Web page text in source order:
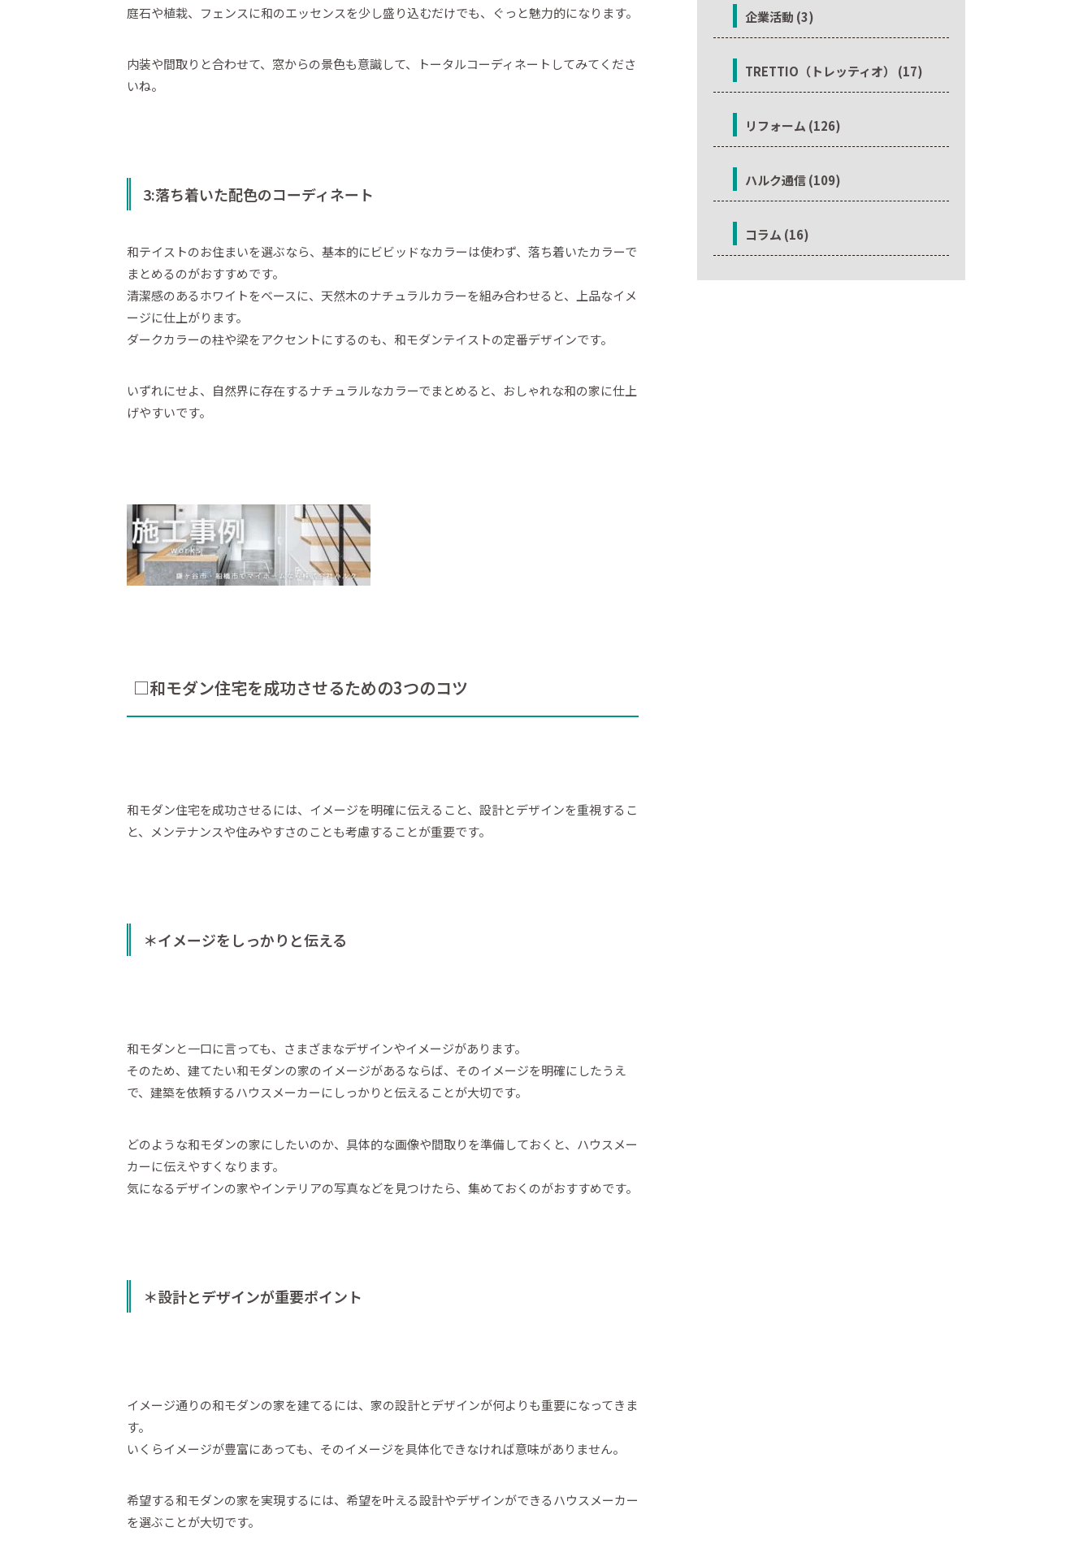
庭石や植栽、フェンスに和のエッセンスを少し盛り込むだけでも、ぐっと魅力的になります。
内装や間取りと合わせて、窓からの景色も意識して、トータルコーディネートしてみてくださ
いね。
3:落ち着いた配色のコーディネート
和テイストのお住まいを選ぶなら、基本的にビビッドなカラーは使わず、落ち着いたカラーで
まとめるのがおすすめです。
清潔感のあるホワイトをベースに、天然木のナチュラルカラーを組み合わせると、上品なイメ
ージに仕上がります。
ダークカラーの柱や梁をアクセントにするのも、和モダンテイストの定番デザインです。
いずれにせよ、自然界に存在するナチュラルなカラーでまとめると、おしゃれな和の家に仕上
げやすいです。
□和モダン住宅を成功させるための3つのコツ
和モダン住宅を成功させるには、イメージを明確に伝えること、設計とデザインを重視するこ
と、メンテナンスや住みやすさのことも考慮することが重要です。
＊イメージをしっかりと伝える
和モダンと一口に言っても、さまざまなデザインやイメージがあります。
そのため、建てたい和モダンの家のイメージがあるならば、そのイメージを明確にしたうえ
で、建築を依頼するハウスメーカーにしっかりと伝えることが大切です。
どのような和モダンの家にしたいのか、具体的な画像や間取りを準備しておくと、ハウスメー
カーに伝えやすくなります。
気になるデザインの家やインテリアの写真などを見つけたら、集めておくのがおすすめです。
＊設計とデザインが重要ポイント
イメージ通りの和モダンの家を建てるには、家の設計とデザインが何よりも重要になってきま
す。
いくらイメージが豊富にあっても、そのイメージを具体化できなければ意味がありません。
希望する和モダンの家を実現するには、希望を叶える設計やデザインができるハウスメーカー
を選ぶことが大切です。
企業活動 (3)
TRETTIO（トレッティオ） (17)
リフォーム (126)
ハルク通信 (109)
コラム (16)